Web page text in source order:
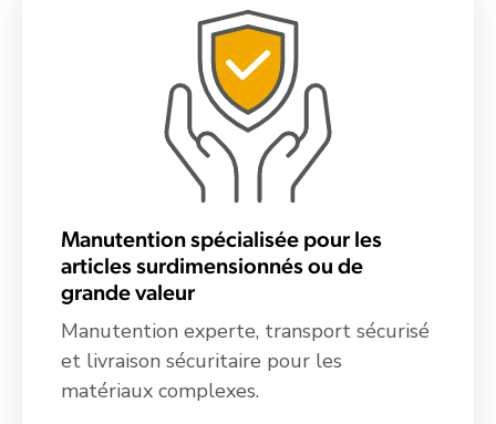
Manutention spécialisée pour les
articles surdimensionnés ou de
grande valeur
Manutention experte, transport sécurisé
et livraison sécuritaire pour les
matériaux complexes.